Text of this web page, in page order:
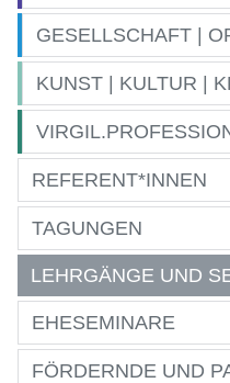
GESELLSCHAFT |
KUNST | KULTUR |
REFERENT*INNEN
TAGUNGEN
LEHRGÄNGE UND
EHESEMINARE
FÖRDERNDE UND